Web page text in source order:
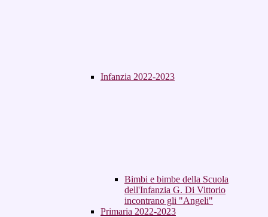
Infanzia 2022-2023
Bimbi e bimbe della Scuola
dell'Infanzia G. Di Vittorio
incontrano gli "Angeli"
Primaria 2022-2023